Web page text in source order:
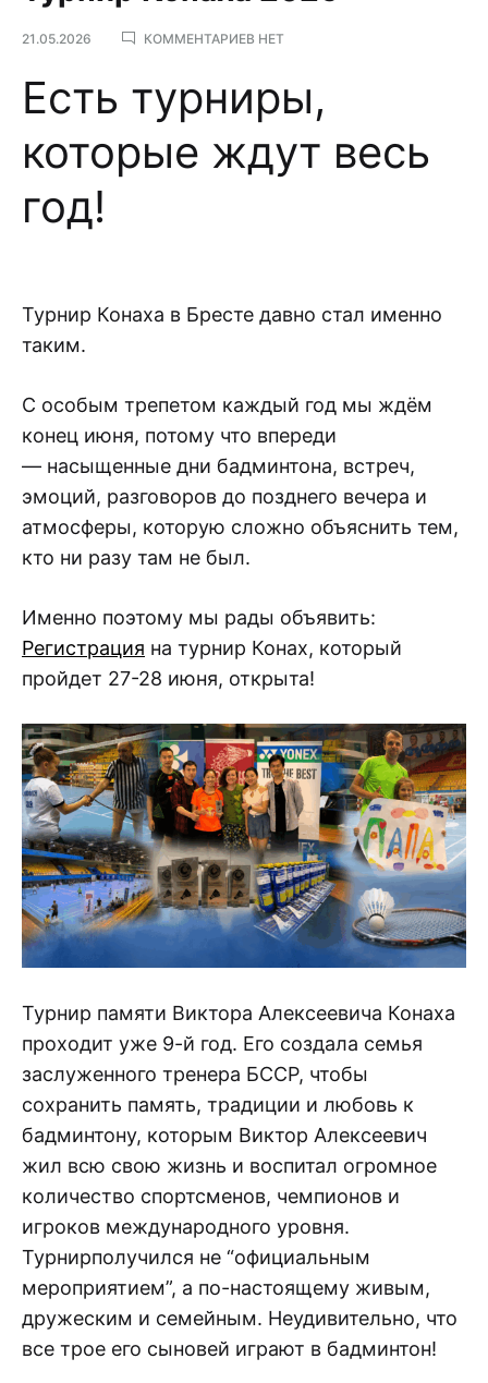
21.05.2026 КОММЕНТАРИЕВ К
КОНАХА
2026
НЕТ
Есть турниры,
которые ждут весь
год!
Турнир Конаха в Бресте давно стал именно
таким.
С особым трепетом каждый год мы ждём
конец июня, потому что впереди
— насыщенные дни бадминтона, встреч,
эмоций, разговоров до позднего вечера и
атмосферы, которую сложно объяснить тем,
кто ни разу там не был.
Именно поэтому мы рады объявить:
Регистрация на турнир Конах, который
пройдет 27-28 июня, открыта!
Турнир памяти Виктора Алексеевича Конаха
проходит уже 9-й год. Его создала семья
заслуженного тренера БССР, чтобы
сохранить память, традиции и любовь к
бадминтону, которым Виктор Алексеевич
жил всю свою жизнь и воспитал огромное
количество спортсменов, чемпионов и
игроков международного уровня.
Турнирполучился не “официальным
мероприятием”, а по-настоящему живым,
дружеским и семейным. Неудивительно, что
все трое его сыновей играют в бадминтон!